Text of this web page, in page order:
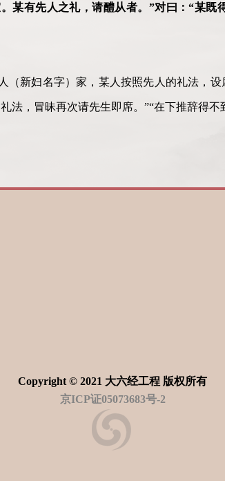
某有先人之礼，请醴从者。”对曰：“某既
（新妇名字）家，某人按照先人的礼法，
法，冒昧再次请先生即席。”“在下推辞得
Copyright © 2021 大六经工程 版权所有
京ICP证05073683号-2